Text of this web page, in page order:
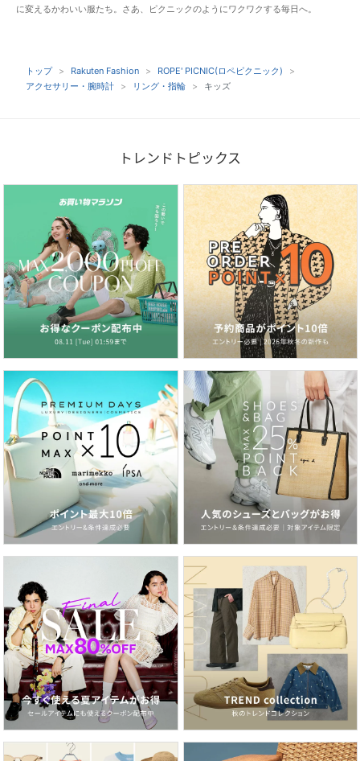
に変えるかわいい服たち。さあ、ピクニックのようにワクワクする毎日へ。
トップ Rakuten Fashion
ROPE' PICNIC(ロペピクニック)
アクセサリー・腕時計
リング・指輪 キッズ
トレンドトピックス